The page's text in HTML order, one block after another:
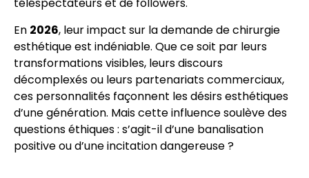
téléspectateurs et de followers.
En 2026, leur impact sur la demande de chirurgie
esthétique est indéniable. Que ce soit par leurs
transformations visibles, leurs discours
décomplexés ou leurs partenariats commerciaux,
ces personnalités façonnent les désirs esthétiques
d’une génération. Mais cette influence soulève des
questions éthiques : s’agit-il d’une banalisation
positive ou d’une incitation dangereuse ?